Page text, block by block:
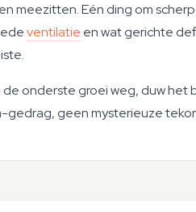
Eén ding om
ventilatie en wat gerichte
onderste groei weg, duw
geen mysterieuze